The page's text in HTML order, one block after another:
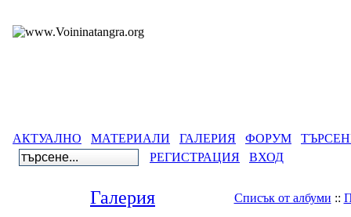
АКТУАЛНО МАТЕРИАЛИ ГАЛЕРИЯ ФОРУМ
РЕГИСТРАЦИЯ
ВХОД
Галерия Списък от албуми ::